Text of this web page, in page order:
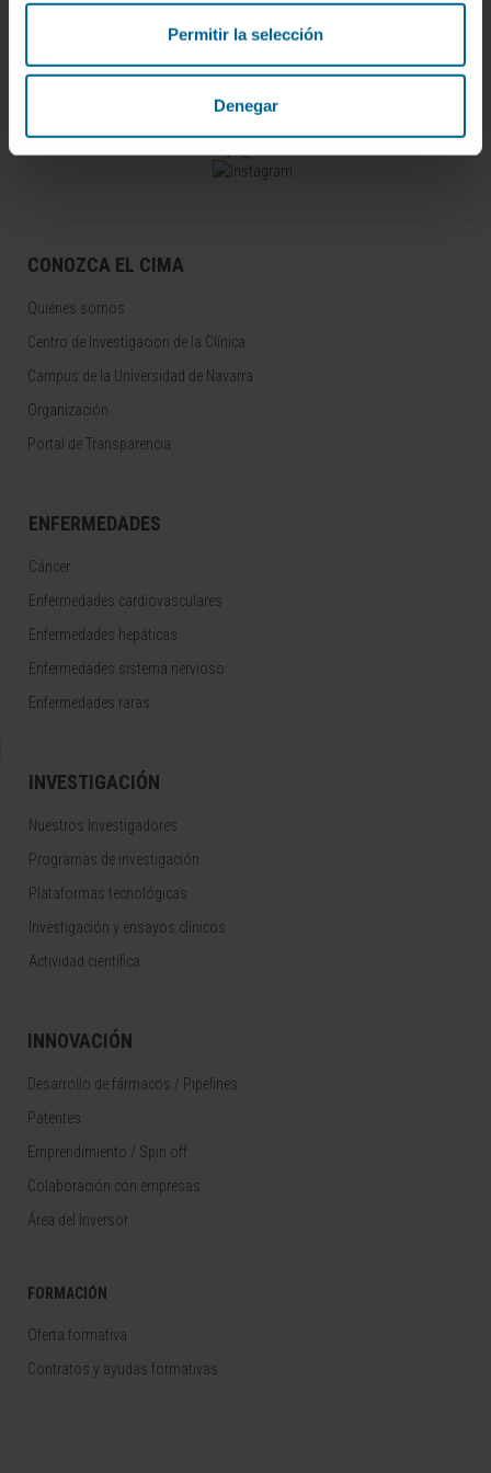
Permitir la selección
Denegar
CONOZCA EL CIMA
Quiénes somos
Centro de Investigacion de la Clínica
Campus de la Universidad de Navarra
Organización
Portal de Transparencia
ENFERMEDADES
Cáncer
Enfermedades cardiovasculares
Enfermedades hepáticas
Enfermedades sistema nervioso
Enfermedades raras
INVESTIGACIÓN
Nuestros Investigadores
Programas de investigación
Plataformas tecnológicas
Investigación y ensayos clínicos
Actividad científica
INNOVACIÓN
Desarrollo de fármacos / Pipelines
Patentes
Emprendimiento / Spin off
Colaboración con empresas
Área del Inversor
FORMACIÓN
Oferta formativa
Contratos y ayudas formativas